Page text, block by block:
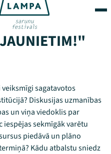
sagatavotos
Diskusijas uzmanības
un viņa viedoklis par
sekmīgāk varētu
piedāvā un plāno
Kādu atbalstu sniedz